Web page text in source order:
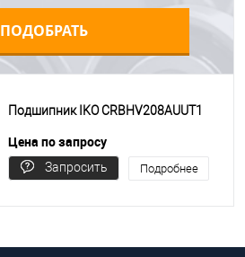
ПОДОБРАТЬ
Подшипник IKO CRBHV208AUUT1
Цена по запросу
Запросить
Подробнее